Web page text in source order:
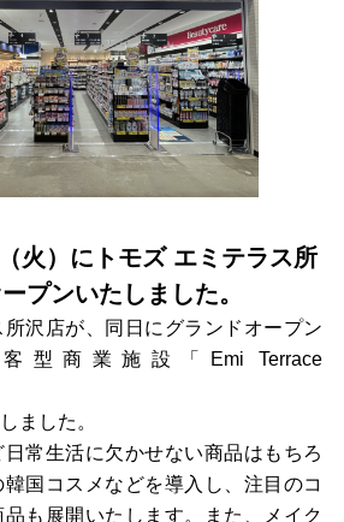
火）にトモズ エミテラス所
プンいたしました。
沢店が、同日にグランドオープン
型商業施設
「Emi Terrace
ました。
常生活に欠かせない商品はもちろ
国コスメなどを導入し、注目のコ
も展開いたします。また、メイク